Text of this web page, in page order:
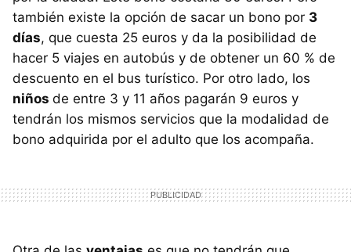
también existe la opción de sacar un bono por 3
días, que cuesta 25 euros y da la posibilidad de
hacer 5 viajes en autobús y de obtener un 60 % de
descuento en el bus turístico. Por otro lado, los
niños de entre 3 y 11 años pagarán 9 euros y
tendrán los mismos servicios que la modalidad de
bono adquirida por el adulto que los acompaña.